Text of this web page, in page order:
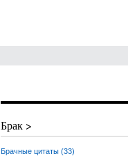
Брак >
Брачные цитаты (33)